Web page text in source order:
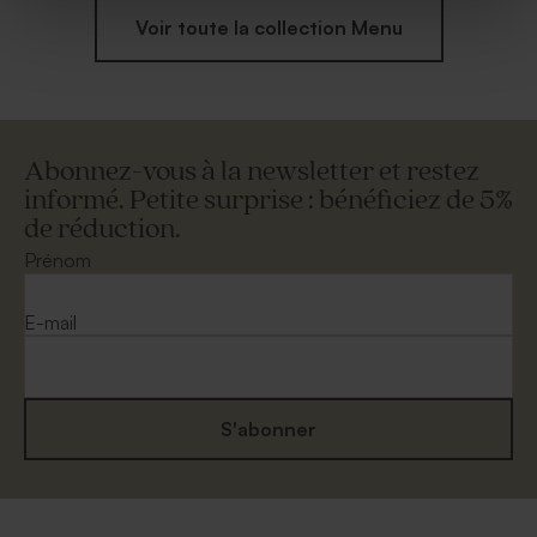
Voir toute la collection Menu
Abonnez-vous à la newsletter et restez
informé. Petite surprise : bénéficiez de 5%
de réduction.
Prénom
E-mail
S'abonner